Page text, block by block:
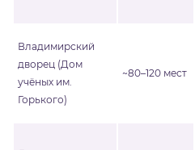
Владимирский
дворец (Дом
учёных им.
Горького)
~80–120 мест